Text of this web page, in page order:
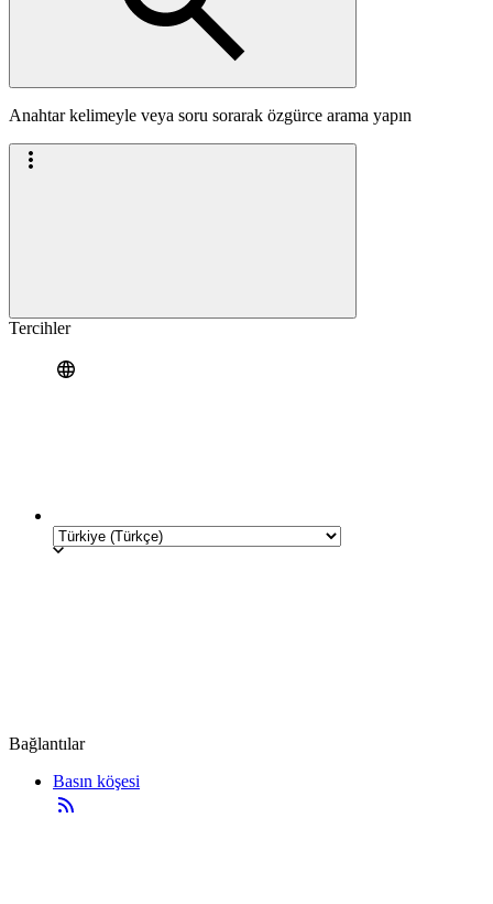
Anahtar kelimeyle veya soru sorarak özgürce arama yapın
Tercihler
Bağlantılar
Basın köşesi